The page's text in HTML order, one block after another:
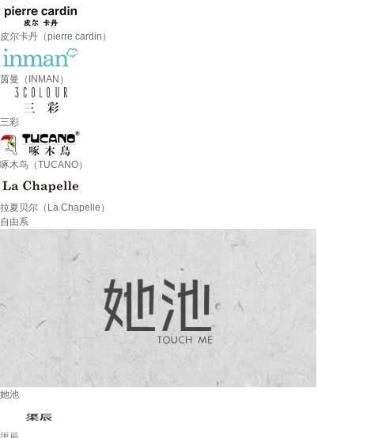
皮尔卡丹（pierre cardin）
茵曼（INMAN）
三彩
啄木鸟（TUCANO）
拉夏贝尔（La Chapelle）
自由系
她池